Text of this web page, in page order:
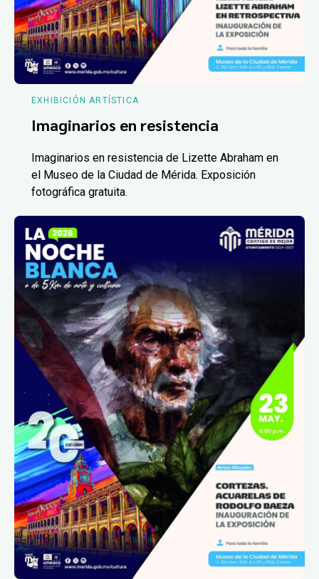
EXHIBICIÓN ARTÍSTICA
Imaginarios en resistencia
Imaginarios en resistencia de Lizette Abraham en
el Museo de la Ciudad de Mérida. Exposición
fotográfica gratuita.